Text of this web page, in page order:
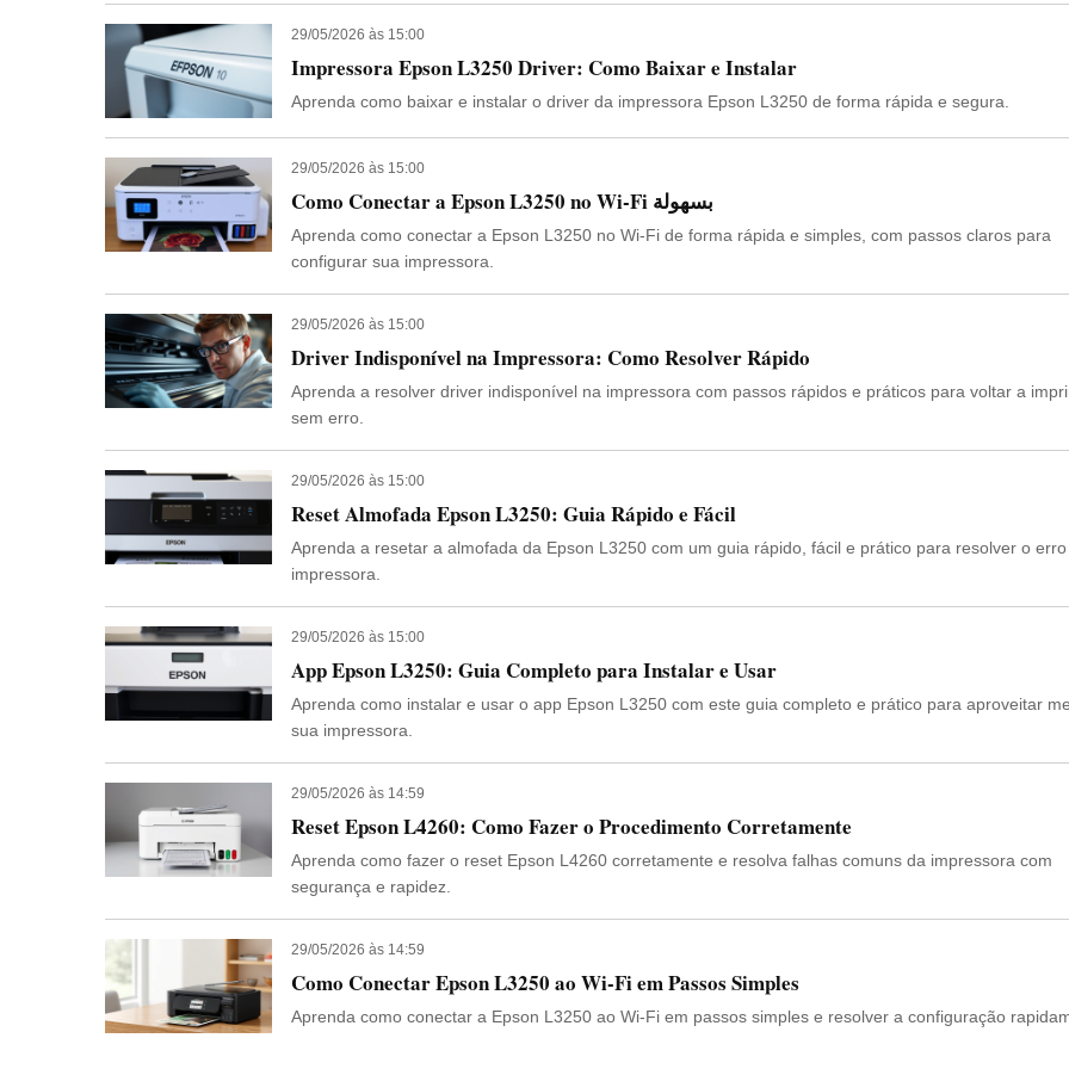
29/05/2026 às 15:00
Impressora Epson L3250 Driver: Como Baixar e Instalar
Aprenda como baixar e instalar o driver da impressora Epson L3250 de forma rápida e segura.
29/05/2026 às 15:00
Como Conectar a Epson L3250 no Wi-Fi بسهولة
Aprenda como conectar a Epson L3250 no Wi-Fi de forma rápida e simples, com passos claros para
configurar sua impressora.
29/05/2026 às 15:00
Driver Indisponível na Impressora: Como Resolver Rápido
Aprenda a resolver driver indisponível na impressora com passos rápidos e práticos para voltar a
sem erro.
29/05/2026 às 15:00
Reset Almofada Epson L3250: Guia Rápido e Fácil
Aprenda a resetar a almofada da Epson L3250 com um guia rápido, fácil e prático para resolver o
impressora.
29/05/2026 às 15:00
App Epson L3250: Guia Completo para Instalar e Usar
Aprenda como instalar e usar o app Epson L3250 com este guia completo e prático para aproveitar
sua impressora.
29/05/2026 às 14:59
Reset Epson L4260: Como Fazer o Procedimento Corretamente
Aprenda como fazer o reset Epson L4260 corretamente e resolva falhas comuns da impressora com
segurança e rapidez.
29/05/2026 às 14:59
Como Conectar Epson L3250 ao Wi-Fi em Passos Simples
Aprenda como conectar a Epson L3250 ao Wi-Fi em passos simples e resolver a configuração